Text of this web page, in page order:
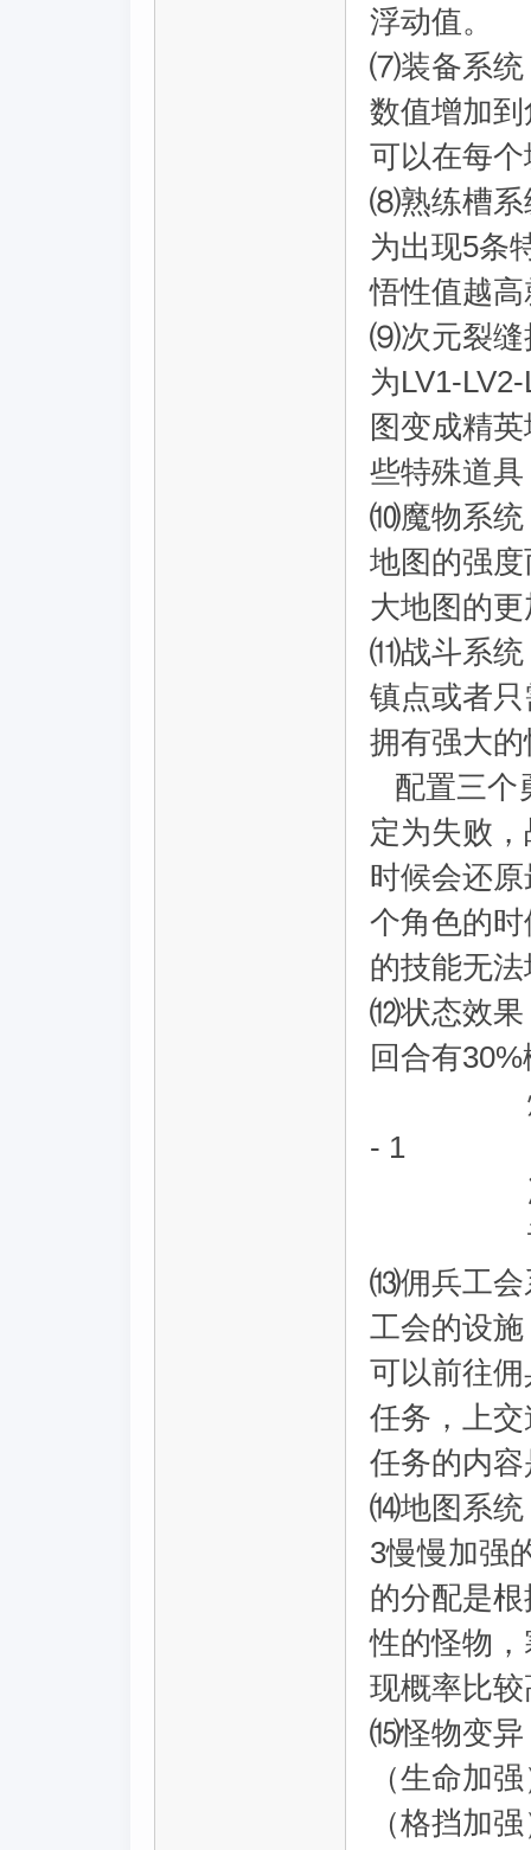
浮动值。
⑺装备系统
数值增加
可以在每
⑻熟练槽系
为出现5条
悟性值越
⑼次元裂缝
为LV1-
图变成精
些特殊道
⑽魔物系统
地图的强
大地图的
⑾战斗系统
镇点或者
拥有强大
配置三个
定为失败
时候会还
个角色的
的技能无
⑿状态效果
回合有
燃烧：
- 1
冰冻：
诅咒：
⒀佣兵工会
工会的设
可以前往
任务，上
任务的内
⒁地图系统
3慢慢加强
的分配是
性的怪物
现概率比
⒂怪物变异
（生命加
（格挡加